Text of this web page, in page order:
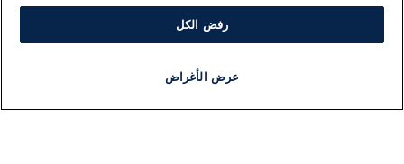
رفض الكل
عرض الأغراض